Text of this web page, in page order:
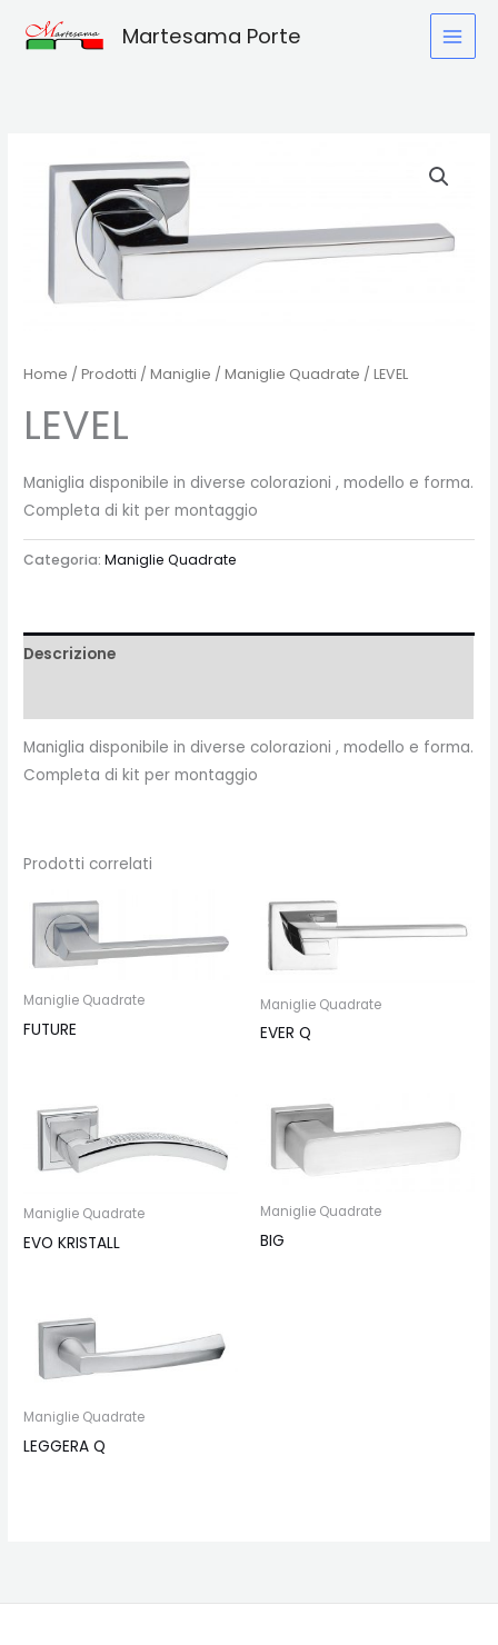
Martesama Porte
Home /Prodotti /Maniglie /Maniglie Quadrate / LEVEL
LEVEL
Maniglia disponibile in diverse colorazioni , modello e forma.
Completa di kit per montaggio
Categoria:Maniglie Quadrate
Descrizione
Maniglia disponibile in diverse colorazioni , modello e forma.
Completa di kit per montaggio
Prodotti correlati
Maniglie Quadrate
FUTURE
Maniglie Quadrate
EVER Q
Maniglie Quadrate
EVO KRISTALL
Maniglie Quadrate
BIG
Maniglie Quadrate
LEGGERA Q